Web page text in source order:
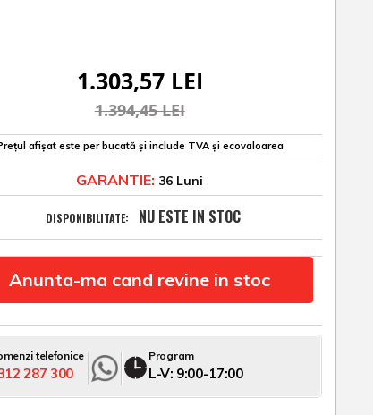
1.303,57 LEI
1.394,45 LEI
afișat este per bucată și include TVA și ecovaloarea
GARANTIE: 36 Luni
DISPONIBILITATE: NU ESTE IN STOC
Anunta-ma cand revine in stoc
telefonice
287 300
Program
L-V: 9:00-17:00